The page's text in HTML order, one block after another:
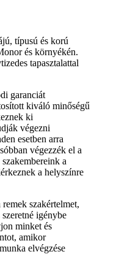
típusú és korú
és környékén.
tapasztalattal
garanciát
kiváló minőségű
ki
végezni
esetben arra
végezzék el a
a
a helyszínre
szakértelmet,
igénybe
minket és
amikor
elvégzése